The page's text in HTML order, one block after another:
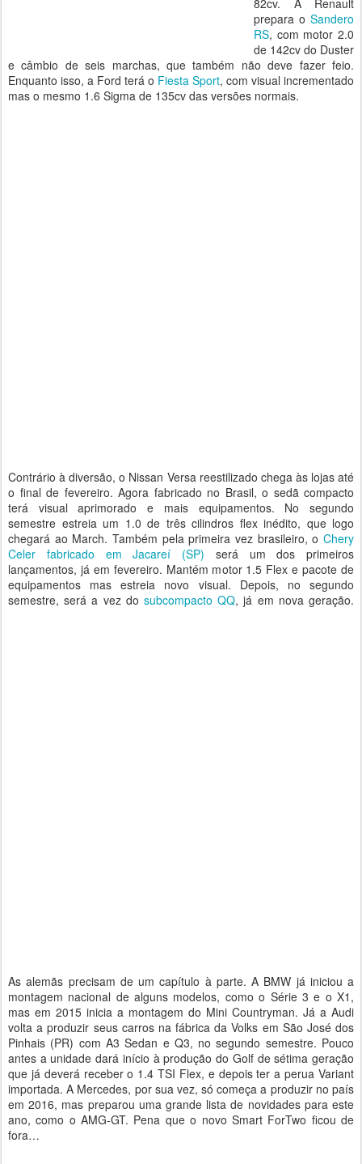
prepara o Sandero
RS, com motor 2.0
de 142cv do Duster
e câmbio de seis marchas, que também não deve fazer feio.
Enquanto isso, a Ford terá o Fiesta Sport, com visual incrementado
mas o mesmo 1.6 Sigma de 135cv das versões normais.
Contrário à diversão, o Nissan Versa reestilizado chega às lojas até
o final de fevereiro. Agora fabricado no Brasil, o sedã compacto
terá visual aprimorado e mais equipamentos. No segundo
semestre estreia um 1.0 de três cilindros flex inédito, que logo
chegará ao March. Também pela primeira vez brasileiro, o Chery
Celer
fabricado em Jacareí (SP) será um dos primeiros
lançamentos, já em fevereiro. Mantém motor 1.5 Flex e pacote de
equipamentos mas estreia novo visual. Depois, no segundo
semestre, será a vez do subcompacto QQ, já em nova geração.
As alemãs precisam de um capítulo à parte. A BMW já iniciou a
montagem nacional de alguns modelos, como o Série 3 e o X1,
mas em 2015 inicia a montagem do Mini Countryman. Já a Audi
volta a produzir seus carros na fábrica da Volks em São José dos
Pinhais (PR) com A3 Sedan e Q3, no segundo semestre. Pouco
antes a unidade dará início à produção do Golf de sétima geração
que já deverá receber o 1.4 TSI Flex, e depois ter a perua Variant
importada. A Mercedes, por sua vez, só começa a produzir no país
em 2016, mas preparou uma grande lista de novidades para este
ano, como o AMG-GT. Pena que o novo Smart ForTwo ficou de
fora…